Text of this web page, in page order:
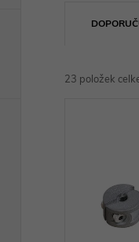
23 položek